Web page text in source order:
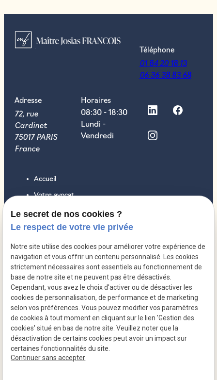
Téléphone
01 84 20 18 13
06 36 38 83 68
Adresse
72, rue
Cardinet
75017 PARIS
France
Horaires
08:30 - 18:30
Lundi -
Vendredi
Accueil
Votre avocat
Droit des sociétés
Droit pénal
Droit du travail
Honoraires
Contact
Actualités
Mentions
légales
Politique de
confidentialité
Gestion
des
Plan du
site
Siret :84278872100020
Le secret de nos cookies ?
Le respect de votre vie privée
Notre site utilise des cookies pour améliorer votre expérience de
navigation et vous offrir un contenu personnalisé. Les cookies
strictement nécessaires sont essentiels au fonctionnement de
base de notre site et ne peuvent pas être désactivés.
Cependant, vous avez le choix d'activer ou de désactiver les
cookies de personnalisation, de performance et de marketing
selon vos préférences. Vous pouvez modifier vos paramètres
de cookies à tout moment en cliquant sur le lien 'Gestion des
cookies' situé en bas de notre site. Veuillez noter que la
désactivation de certains cookies peut avoir un impact sur
certaines fonctionnalités du site.
Continuer sans accepter